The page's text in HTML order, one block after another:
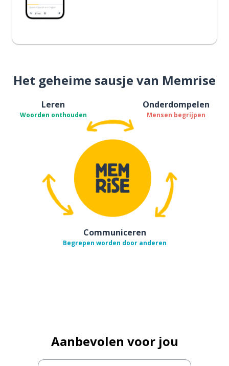
Het geheime sausje van Memrise
Leren
Woorden onthouden
Onderdompelen
Mensen begrijpen
Communiceren
Begrepen worden door anderen
Aanbevolen voor jou